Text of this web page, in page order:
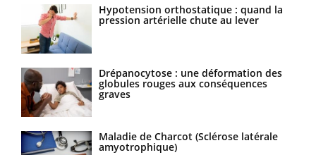
Hypotension orthostatique : quand la
pression artérielle chute au lever
Drépanocytose : une déformation des
globules rouges aux conséquences
graves
Maladie de Charcot (Sclérose latérale
amyotrophique)